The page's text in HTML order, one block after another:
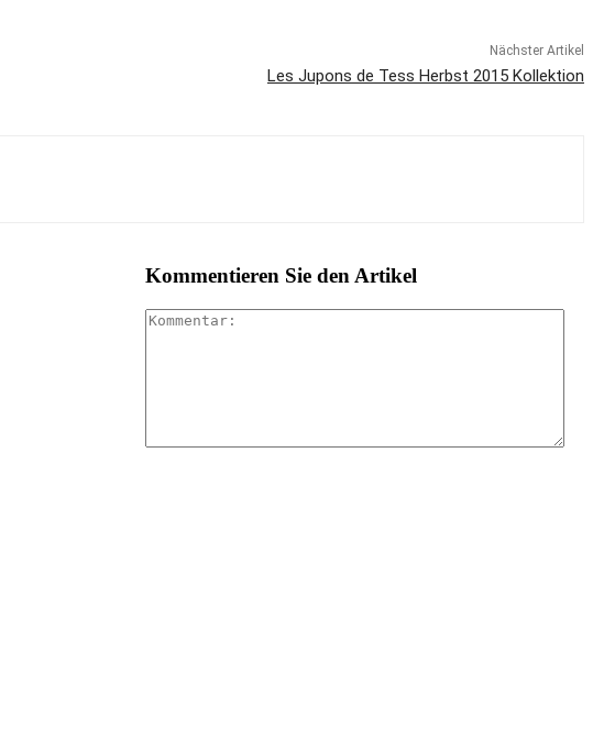
Nächster Artikel
Les Jupons de Tess Herbst 2015 Kollektion
Kommentieren Sie den Artikel